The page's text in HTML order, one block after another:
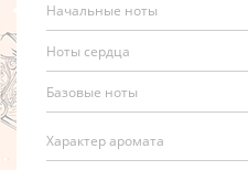
Начальные ноты
Ноты сердца
Базовые ноты
Характер аромата